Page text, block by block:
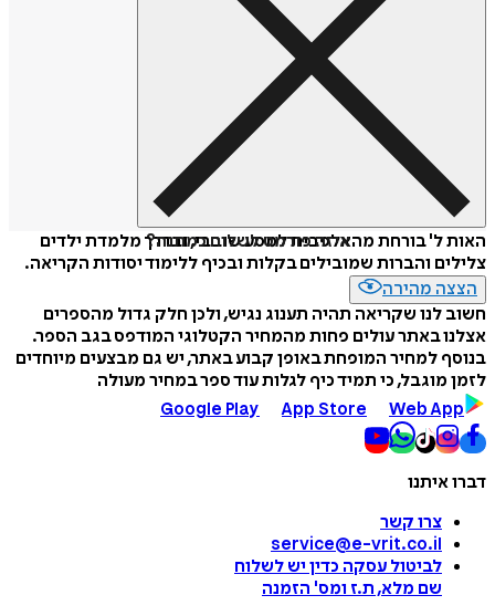
איזה פורמט לשלוח כמתנה?
האות ל' בורחת מהאלפבית למסע שובבי, ובדרך מלמדת ילדים
צלילים והברות שמובילים בקלות ובכיף ללימוד יסודות הקריאה.
הצצה מהירה
חשוב לנו שקריאה תהיה תענוג נגיש, ולכן חלק גדול מהספרים
אצלנו באתר עולים פחות מהמחיר הקטלוגי המודפס בגב הספר.
בנוסף למחיר המופחת באופן קבוע באתר, יש גם מבצעים מיוחדים
לזמן מוגבל, כי תמיד כיף לגלות עוד ספר במחיר מעולה
Google Play
App Store Web App
דברו איתנו
צרו קשר
service@e-vrit.co.il
לביטול עסקה כדין יש לשלוח
שם מלא, ת.ז ומס' הזמנה